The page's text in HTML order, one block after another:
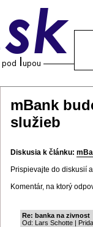
mBank
služieb
Diskusia k článku:
Prispievajte do diskusií
Komentár, na ktorý
Re: banka na zivnost
Od: Lars Schotte |